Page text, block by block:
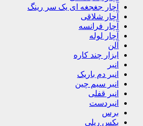
آچار جغجغه ای یک سر رینگ
آچار شلاقی
آچار فرانسه
آچار لوله
آلن
ابزار چند کاره
انبر
انبر دم باریک
انبر سیم چین
انبر قفلی
انبردست
برس
بکس ریلی